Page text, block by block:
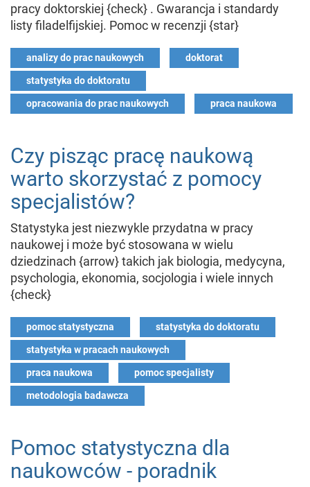
pracy doktorskiej {check} . Gwarancja i standardy
listy filadelfijskiej. Pomoc w recenzji {star}
analizy do prac naukowych doktorat
statystyka do doktoratu
opracowania do prac naukowych praca naukowa
Czy pisząc pracę naukową
warto skorzystać z pomocy
specjalistów?
Statystyka jest niezwykle przydatna w pracy
naukowej i może być stosowana w wielu
dziedzinach {arrow} takich jak biologia, medycyna,
psychologia, ekonomia, socjologia i wiele innych
{check}
pomoc statystyczna statystyka do doktoratu
statystyka w pracach naukowych
praca naukowa pomoc specjalisty
metodologia badawcza
Pomoc statystyczna dla
naukowców - poradnik